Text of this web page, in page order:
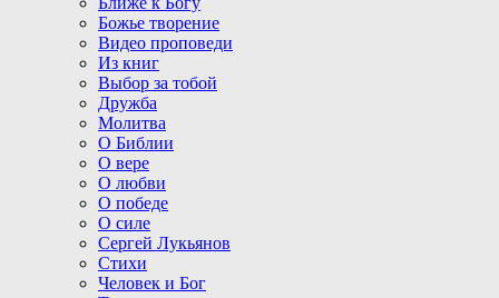
Божье творение
Видео проповеди
Из книг
Выбор за тобой
Дружба
Молитва
О Библии
О вере
О любви
О победе
О силе
Сергей Лукьянов
Стихи
Человек и Бог